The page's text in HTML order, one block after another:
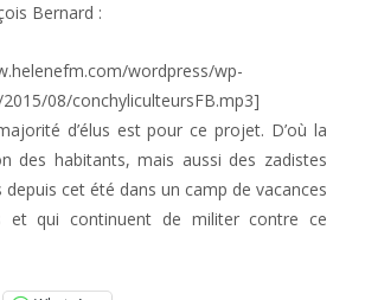
Bernard :
wordpress/wp-
08/conchyliculteursFB.mp3]
d’élus est pour ce projet. D’où la
des habitants, mais aussi des zadistes
depuis cet été dans un camp de vacances
et qui continuent de militer contre ce